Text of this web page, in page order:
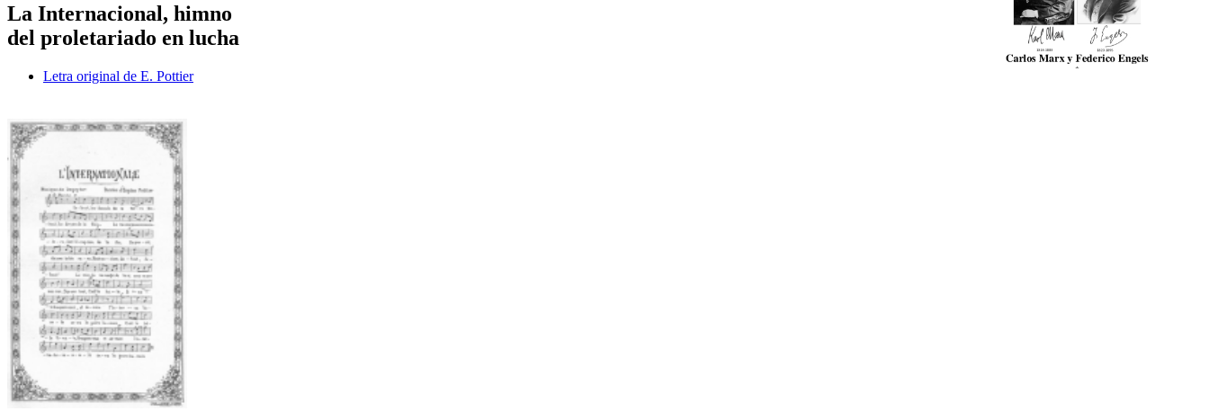
La Internacional, himno
del proletariado en lucha
Letra original de E. Pottier